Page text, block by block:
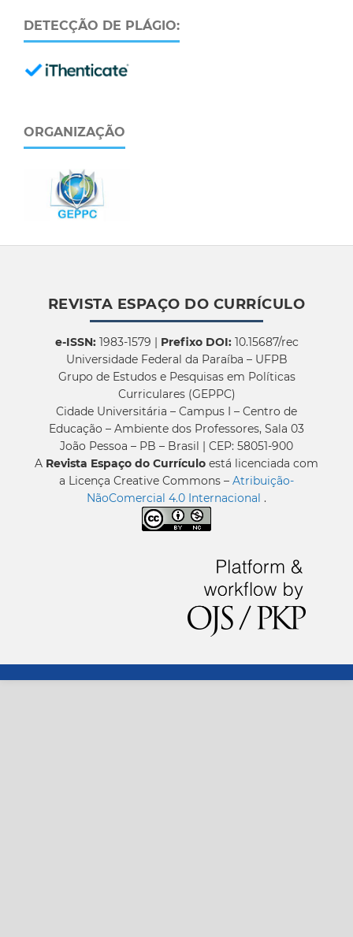
DETECÇÃO DE PLÁGIO:
ORGANIZAÇÃO
REVISTA ESPAÇO DO CURRÍCULO
e-ISSN:1983-1579 | Prefixo DOI:10.15687/rec
Universidade Federal da Paraíba – UFPB
Grupo de Estudos e Pesquisas em Políticas
Curriculares (GEPPC)
Cidade Universitária – Campus I – Centro de
Educação – Ambiente dos Professores, Sala 03
João Pessoa – PB – Brasil | CEP: 58051-900
A Revista Espaço do Currículo está licenciada com
a Licença Creative Commons – Atribuição-
NãoComercial 4.0 Internacional .